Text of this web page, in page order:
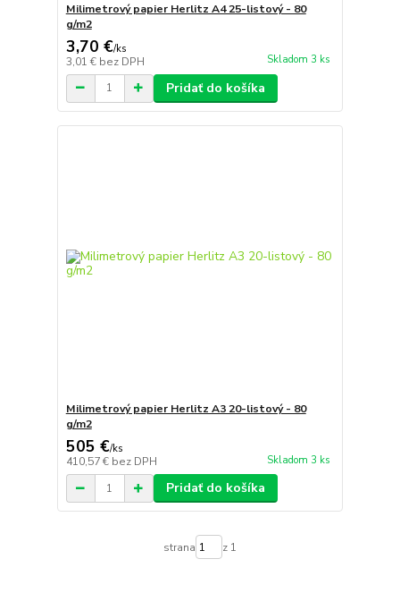
Milimetrový papier Herlitz A4 25-listový - 80
g/m2
3,70 €/ks
3,01 € bez DPH Skladom 3 ks
Pridať do košíka
Milimetrový papier Herlitz A3 20-listový - 80
g/m2
505 €/ks
410,57 € bez DPH Skladom 3 ks
Pridať do košíka
strana z 1